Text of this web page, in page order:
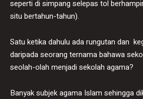
seperti di simpang selepas tol
situ bertahun-tahun).
Satu ketika dahulu ada rungutan dan
daripada seorang ternama bahawa
seolah-olah menjadi sekolah agama?
Banyak subjek agama Islam sehingga